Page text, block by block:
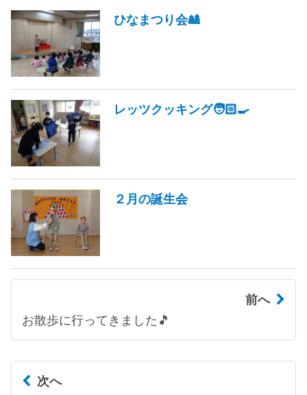
ひなまつり会🎎
レッツクッキング🧑🏻‍🍳
２月の誕生会
前へ
お散歩に行ってきました🎵
次へ